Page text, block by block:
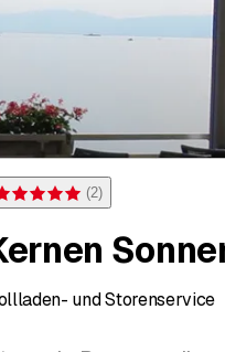
5 von 5 Sternen bei 2
(2)
und Storenservice